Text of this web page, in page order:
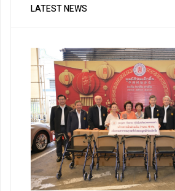
LATEST NEWS